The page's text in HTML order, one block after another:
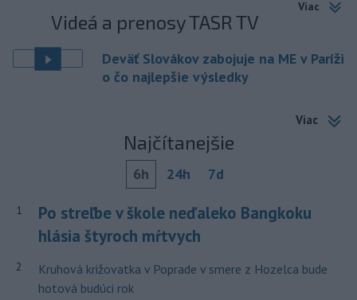
Viac
Videá a prenosy TASR TV
Deväť Slovákov zabojuje na ME v Paríži
o čo najlepšie výsledky
Viac
Najčítanejšie
6h 24h 7d
1
Po streľbe v škole neďaleko Bangkoku
hlásia štyroch mŕtvych
2
Kruhová križovatka v Poprade v smere z Hozelca bude
hotová budúci rok